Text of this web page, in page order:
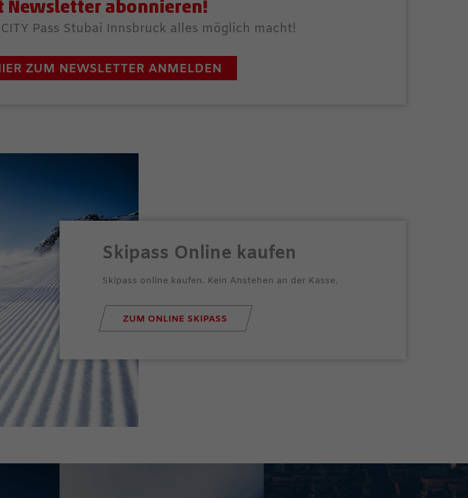
Newsletter abonnieren!
Pass Stubai Innsbruck alles möglich macht!
Skipass Online kaufen
Skipass online kaufen. Kein Anstehen an der Kasse.
ZUM ONLINE SKIPASS